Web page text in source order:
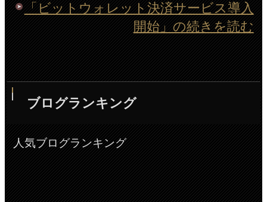
「ビットウォレット決済サービス導入
開始」の続きを読む
ブログランキング
人気ブログランキング